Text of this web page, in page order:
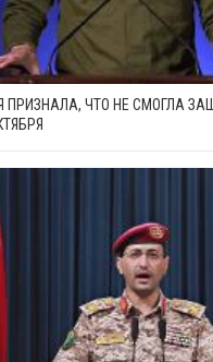
ПРИЗНАЛА, ЧТО НЕ СМОГЛА